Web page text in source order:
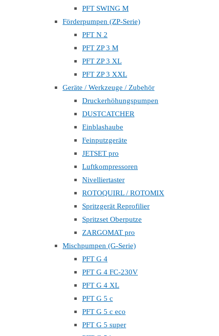
PFT SWING M
Förderpumpen (ZP-Serie)
PFT N 2
PFT ZP 3 M
PFT ZP 3 XL
PFT ZP 3 XXL
Geräte / Werkzeuge / Zubehör
Druckerhöhungspumpen
DUSTCATCHER
Einblashaube
Feinputzgeräte
JETSET pro
Luftkompressoren
Nivelliertaster
ROTOQUIRL / ROTOMIX
Spritzgerät Reprofilier
Spritzset Oberputze
ZARGOMAT pro
Mischpumpen (G-Serie)
PFT G 4
PFT G 4 FC-230V
PFT G 4 XL
PFT G 5 c
PFT G 5 c eco
PFT G 5 super